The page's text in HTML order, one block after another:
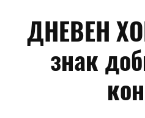
ДНЕВЕН
знак